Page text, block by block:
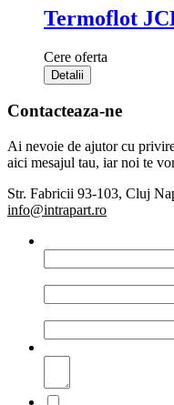
Termoflot
Cere oferta
Detalii
Contacteaza-ne
Ai nevoie de ajutor cu
aici mesajul tau, iar noi te
Str. Fabricii 93-103, Cluj
info@intrapart.ro